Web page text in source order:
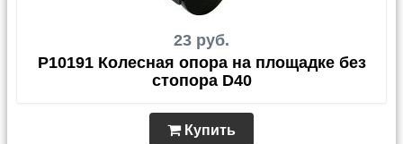
23 руб.
P10191 Колесная опора на площадке без
стопора D40
Купить